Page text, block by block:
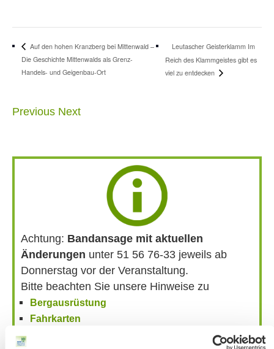
Auf den hohen Kranzberg bei Mittenwald –
Die Geschichte Mittenwalds als Grenz-
Handels- und Geigenbau-Ort
Leutascher Geisterklamm Im
Reich des Klammgeistes gibt es
viel zu entdecken
Previous Next
Achtung: Bandansage mit aktuellen
Änderungen unter 51 56 76-33 jeweils ab
Donnerstag vor der Veranstaltung.
Bitte beachten Sie unsere Hinweise zu
Bergausrüstung
Fahrkarten